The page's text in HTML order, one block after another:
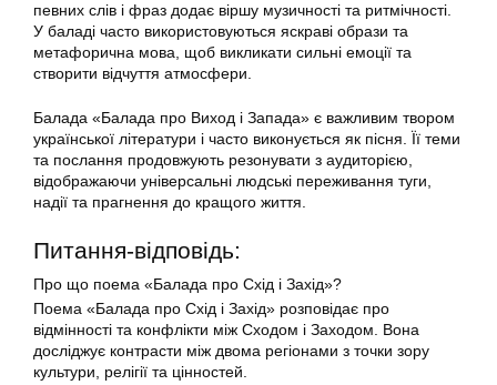
певних слів і фраз додає віршу музичності та ритмічності.
У баладі часто використовуються яскраві образи та
метафорична мова, щоб викликати сильні емоції та
створити відчуття атмосфери.
Балада «Балада про Виход і Запада» є важливим твором
української літератури і часто виконується як пісня. Її теми
та послання продовжують резонувати з аудиторією,
відображаючи універсальні людські переживання туги,
надії та прагнення до кращого життя.
Питання-відповідь:
Про що поема «Балада про Схід і Захід»?
Поема «Балада про Схід і Захід» розповідає про
відмінності та конфлікти між Сходом і Заходом. Вона
досліджує контрасти між двома регіонами з точки зору
культури, релігії та цінностей.